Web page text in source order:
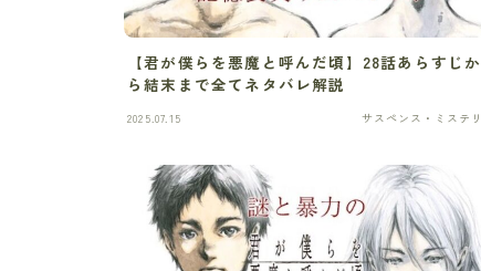
【君が僕らを悪魔と呼んだ頃】28話あらすじか
ら結末まで全てネタバレ解説
2025.07.15 サスペンス・ミステリ